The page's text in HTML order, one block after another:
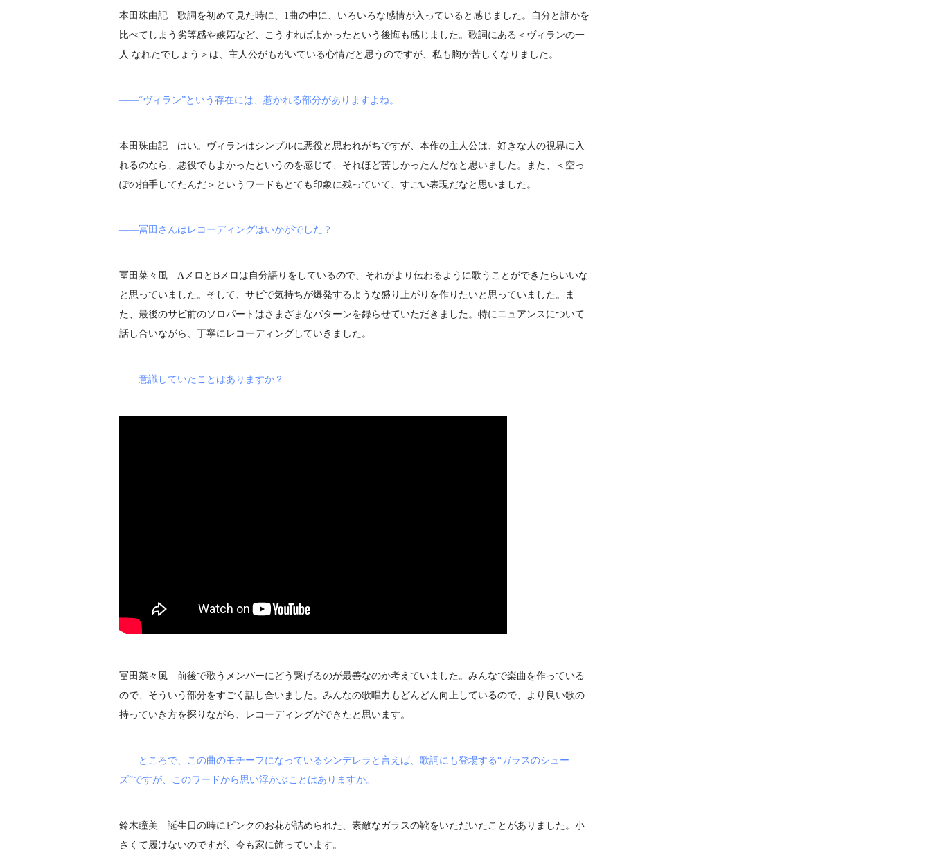
本田珠由記 歌詞を初めて見た時に、1曲の中に、いろいろな感情が入っていると感じました。自分と誰かを
比べてしまう劣等感や嫉妬など、こうすればよかったという後悔も感じました。歌詞にある＜ヴィランの一
人 なれたでしょう＞は、主人公がもがいている心情だと思うのですが、私も胸が苦しくなりました。
――“ヴィラン”という存在には、惹かれる部分がありますよね。
本田珠由記 はい。ヴィランはシンプルに悪役と思われがちですが、本作の主人公は、好きな人の視界に入
れるのなら、悪役でもよかったというのを感じて、それほど苦しかったんだなと思いました。また、＜空っ
ぽの拍手してたんだ＞というワードもとても印象に残っていて、すごい表現だなと思いました。
――冨田さんはレコーディングはいかがでした？
冨田菜々風 AメロとBメロは自分語りをしているので、それがより伝わるように歌うことができたらいいな
と思っていました。そして、サビで気持ちが爆発するような盛り上がりを作りたいと思っていました。ま
た、最後のサビ前のソロパートはさまざまなパターンを録らせていただきました。特にニュアンスについて
話し合いながら、丁寧にレコーディングしていきました。
――意識していたことはありますか？
冨田菜々風 前後で歌うメンバーにどう繋げるのが最善なのか考えていました。みんなで楽曲を作っている
ので、そういう部分をすごく話し合いました。みんなの歌唱力もどんどん向上しているので、より良い歌の
持っていき方を探りながら、レコーディングができたと思います。
――ところで、この曲のモチーフになっているシンデレラと言えば、歌詞にも登場する“ガラスのシュー
ズ”ですが、このワードから思い浮かぶことはありますか。
鈴木瞳美 誕生日の時にピンクのお花が詰められた、素敵なガラスの靴をいただいたことがありました。小
さくて履けないのですが、今も家に飾っています。